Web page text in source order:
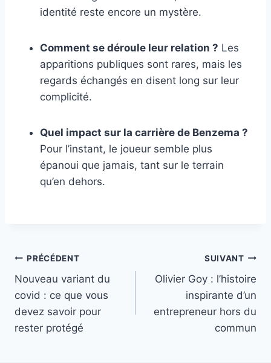
identité reste encore un mystère.
Comment se déroule leur relation ? Les
apparitions publiques sont rares, mais les
regards échangés en disent long sur leur
complicité.
Quel impact sur la carrière de Benzema ?
Pour l’instant, le joueur semble plus
épanoui que jamais, tant sur le terrain
qu’en dehors.
Navigation
de
l’article
PRÉCÉDENT
Nouveau variant du
covid : ce que vous
devez savoir pour
rester protégé
SUIVANT
Olivier Goy : l’histoire
inspirante d’un
entrepreneur hors du
commun